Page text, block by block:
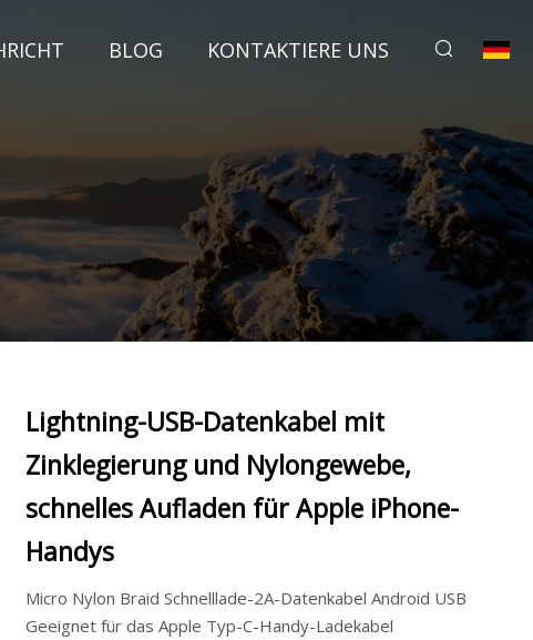
BLOG KONTAKTIERE UNS
Lightning-USB-Datenkabel mit
Zinklegierung und Nylongewebe,
schnelles Aufladen für Apple iPhone-
Handys
Micro Nylon Braid Schnelllade-2A-Datenkabel Android USB
Geeignet für das Apple Typ-C-Handy-Ladekabel